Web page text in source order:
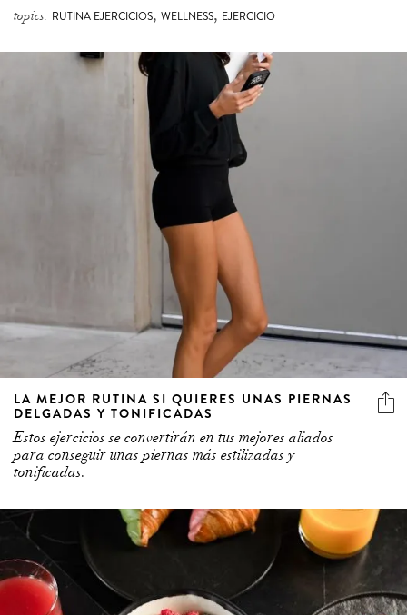
topics: RUTINA EJERCICIOS, WELLNESS, EJERCICIO
LA MEJOR RUTINA SI QUIERES UNAS PIERNAS
DELGADAS Y TONIFICADAS
Estos ejercicios se convertirán en tus mejores aliados
para conseguir unas piernas más estilizadas y
tonificadas.